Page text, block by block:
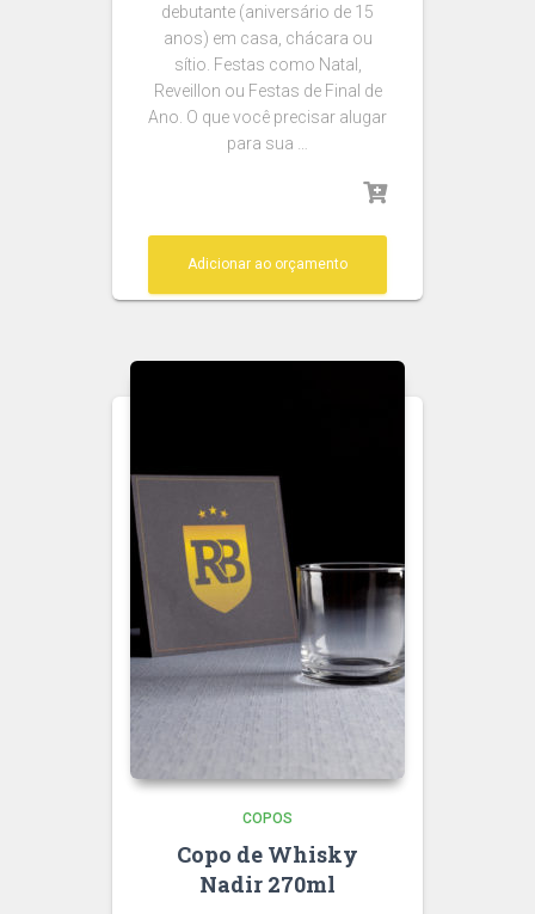
debutante (aniversário de 15
anos) em casa, chácara ou
sítio. Festas como Natal,
Reveillon ou Festas de Final de
Ano. O que você precisar alugar
para sua …
Adicionar ao orçamento
COPOS
Copo de Whisky
Nadir 270ml